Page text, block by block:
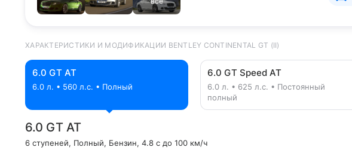
ХАРАКТЕРИСТИКИ И МОДИФИКАЦИИ BENTLEY CONTINENTAL GT (II)
6.0 GT AT
6.0 л. • 560 л.с. • Полный
6.0 GT Speed AT
6.0 л. • 625 л.с. • Постоянный
полный
6.0 GT AT
6 ступеней, Полный, Бензин, 4.8 с до 100 км/ч